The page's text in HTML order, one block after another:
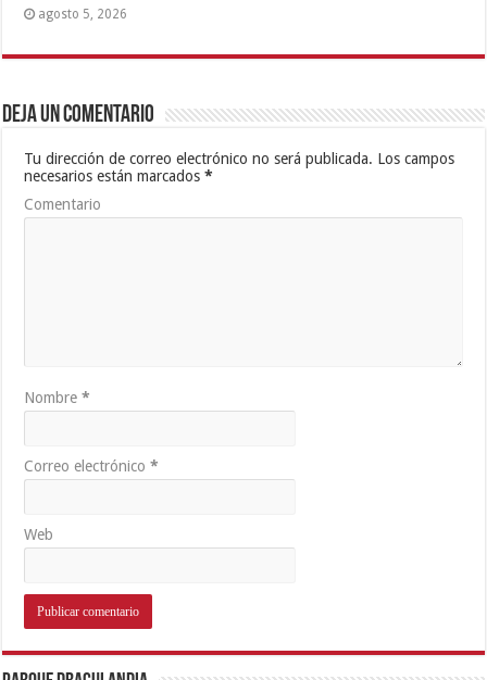
agosto 5, 2026
Deja un comentario
Tu dirección de correo electrónico no será publicada. Los campos
necesarios están marcados*
Comentario
Nombre*
Correo electrónico*
Web